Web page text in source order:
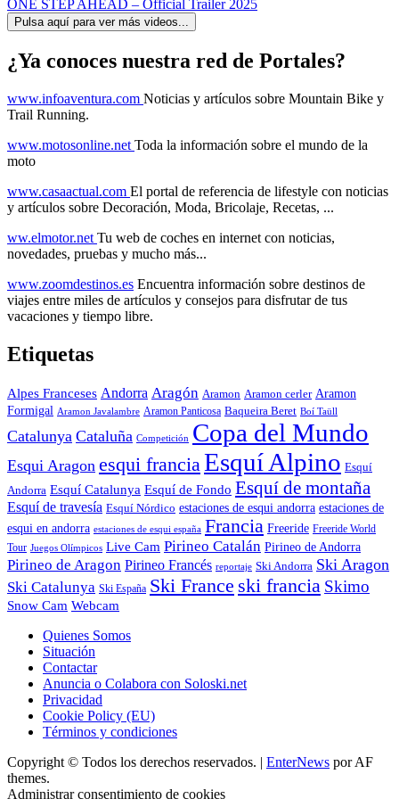
ONE STEP AHEAD – Official Trailer 2025
Pulsa aquí para ver más videos...
¿Ya conoces nuestra red de Portales?
www.infoaventura.com Noticias y artículos sobre Mountain Bike y
Trail Running.
www.motosonline.net Toda la información sobre el mundo de la
moto
www.casaactual.com El portal de referencia de lifestyle con noticias
y artículos sobre Decoración, Moda, Bricolaje, Recetas, ...
ww.elmotor.net Tu web de coches en internet con noticias,
novedades, pruebas y mucho más...
www.zoomdestinos.es Encuentra información sobre destinos de
viajes entre miles de artículos y consejos para disfrutar de tus
vacaciones y tiempo libre.
Etiquetas
Alpes Franceses Andorra Aragón Aramon Aramon cerler Aramon
Formigal Aramon Javalambre Aramon Panticosa Baqueira Beret Boí Taüll
Catalunya Cataluña Competición Copa del Mundo
Esqui Aragon esqui francia Esquí Alpino Esquí
Andorra Esquí Catalunya Esquí de Fondo Esquí de montaña
Esquí de travesía Esquí Nórdico estaciones de esqui andorra estaciones de
esqui en andorra estaciones de esqui españa Francia Freeride Freeride World
Tour Juegos Olímpicos Live Cam Pirineo Catalán Pirineo de Andorra
Pirineo de Aragon Pirineo Francés reportaje Ski Andorra Ski Aragon
Ski Catalunya Ski España Ski France ski francia Skimo
Snow Cam Webcam
Quienes Somos
Situación
Contactar
Anuncia o Colabora con Soloski.net
Privacidad
Cookie Policy (EU)
Términos y condiciones
Copyright © Todos los derechos reservados. | EnterNews por AF
themes.
Administrar consentimiento de cookies